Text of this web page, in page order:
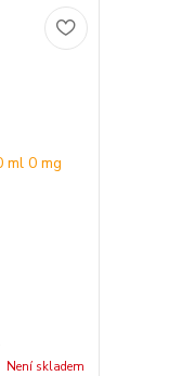
Není skladem